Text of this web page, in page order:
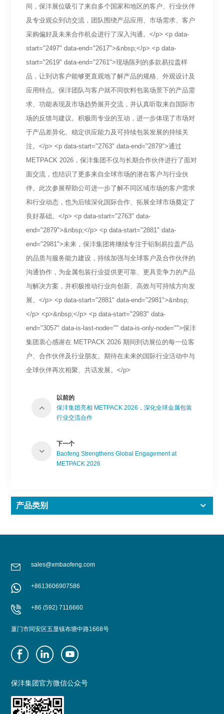
间，保沣展位吸引了来自多个国家和地区的客户、行业伙伴
及专业观众到访交流，团队围绕产品应用、市场需求、客户
采购偏好及未来合作机会进行了深入沟通。</p> <p data-
start="2497" data-end="2617">&nbsp;</p> <p data-
start="2619" data-end="2761">现场陈列的多款易拉盖样
品，让到访客户能够更直观地了解产品的规格、外观设计及
应用特点。保沣团队与客户就不同饮料包装场景下的产品需
求、功能表现及市场趋势展开交流，并认真听取来自国际市
场的反馈与建议。积极而专业的互动，进一步体现了市场对
于产品差异化、稳定供应能力及可持续包装发展的持续关
注。</p> <p data-start="2763" data-end="2879">通过
METPACK 2026，保沣集团不仅与长期合作伙伴进行了面对
面交流，也结识了更多来自全球市场的潜在客户与行业伙
伴。此次参展帮助公司进一步了解不同区域市场的客户需求
和行业动态，也为后续深化国际合作、拓展全球市场奠定了
良好基础。</p> <p data-start="2763" data-
end="2879">&nbsp;</p> <p data-start="2881" data-
end="2981">未来，保沣集团将继续专注于铝制易拉盖产品
的品质与服务能力建设，持续加强与全球客户及合作伙伴的
沟通协作，为金属包装行业提供更可靠、更具竞争力的产品
与解决方案，并积极推动行业向创新、高效与可持续方向发
展。</p> <p data-start="2881" data-end="2981">&nbsp;
</p> <p>&nbsp;</p> <p data-start="2983" data-
end="3057" data-is-last-node="" data-is-only-node="">保沣
集团衷心感谢在 METPACK 2026 期间到访展位的每一位客
户、合作伙伴及行业朋友。期待在未来的国际行业活动中与
全球伙伴再次相聚、共话发展。</p>
以前的
保沣集团亮相 METPACK 2026，深化全球金属包装
行业交流合作
下一个
Baofeng Strengthens Global Engagement at
METPACK 2026
产品类别
sales@xmbaofeng.com
+8613606907586
+86 (592) 7116660
厦门市同安区五显镇布塘中路1668号
保沣集团官方微信公众号